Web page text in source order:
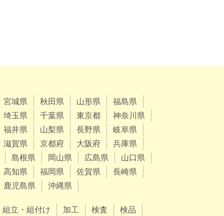
宮城県 秋田県 山形県
福島県
埼玉県
千葉県 東京都
神奈川県
福井県
山梨県 長野県
岐阜県
滋賀県
京都府 大阪府
兵庫県
島根県
岡山県 広島県
山口県
高知県
福岡県 佐賀県
長崎県
鹿児島県
沖縄県
組立・組付け 加工 検査 検品